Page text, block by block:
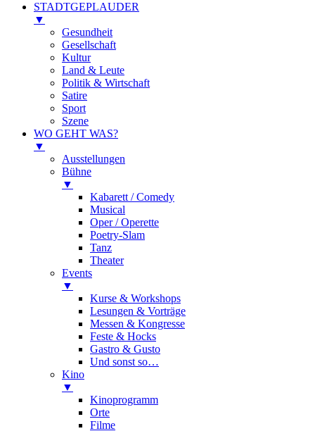
STADTGEPLAUDER
▼
Gesundheit
Gesellschaft
Kultur
Land & Leute
Politik & Wirtschaft
Satire
Sport
Szene
WO GEHT WAS?
▼
Ausstellungen
Bühne
▼
Kabarett / Comedy
Musical
Oper / Operette
Poetry-Slam
Tanz
Theater
Events
▼
Kurse & Workshops
Lesungen & Vorträge
Messen & Kongresse
Feste & Hocks
Gastro & Gusto
Und sonst so…
Kino
▼
Kinoprogramm
Orte
Filme